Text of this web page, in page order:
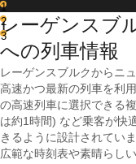
1
2
3
レーゲンスブ
への列車情報
レーゲンスブルクからニ
高速かつ最新の列車を利
の高速列車に選択できる
は約1時間) など乗客が快
きるように設計されてい
広範な時刻表や素晴らし